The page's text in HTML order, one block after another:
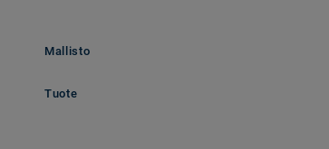
Mallisto
Tuote